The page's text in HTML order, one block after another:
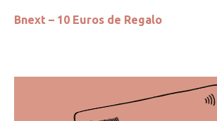
Bnext – 10 Euros de Regalo